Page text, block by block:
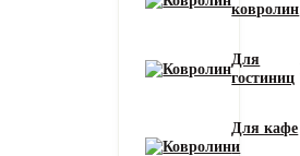
ковролин
Для
гостиниц
Для кафе
и